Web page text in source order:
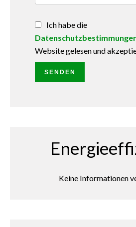
Ich habe die
Website gelesen und
SENDEN
Keine Informationen